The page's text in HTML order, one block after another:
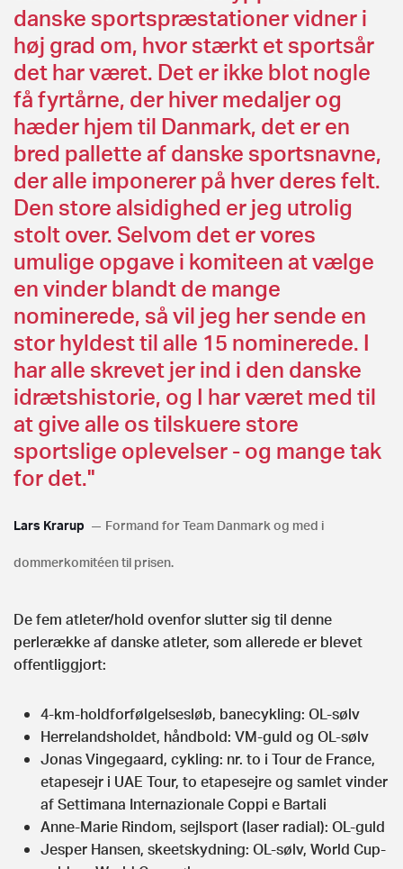
danske sportspræstationer vidner i
høj grad om, hvor stærkt et sportsår
det har været. Det er ikke blot nogle
få fyrtårne, der hiver medaljer og
hæder hjem til Danmark, det er en
bred pallette af danske sportsnavne,
der alle imponerer på hver deres felt.
Den store alsidighed er jeg utrolig
stolt over. Selvom det er vores
umulige opgave i komiteen at vælge
en vinder blandt de mange
nominerede, så vil jeg her sende en
stor hyldest til alle 15 nominerede. I
har alle skrevet jer ind i den danske
idrætshistorie, og I har været med til
at give alle os tilskuere store
sportslige oplevelser - og mange tak
for det."
Lars Krarup Formand for Team Danmark og med i
dommerkomitéen til prisen.
De fem atleter/hold ovenfor slutter sig til denne
perlerække af danske atleter, som allerede er blevet
offentliggjort:
4-km-holdforfølgelsesløb, banecykling: OL-sølv
Herrelandsholdet, håndbold: VM-guld og OL-sølv
Jonas Vingegaard, cykling: nr. to i Tour de France,
etapesejr i UAE Tour, to etapesejre og samlet vinder
af Settimana Internazionale Coppi e Bartali
Anne-Marie Rindom, sejlsport (laser radial): OL-guld
Jesper Hansen, skeetskydning: OL-sølv, World Cup-